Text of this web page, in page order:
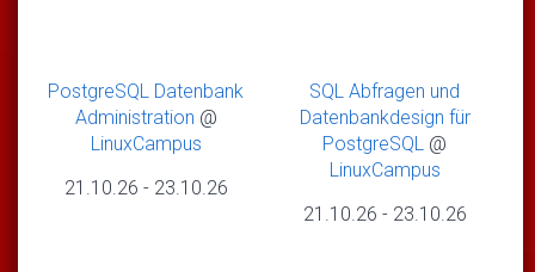
PostgreSQL Datenbank
Administration @
LinuxCampus
21.10.26 - 23.10.26
SQL Abfragen und
Datenbankdesign für
PostgreSQL @
LinuxCampus
21.10.26 - 23.10.26